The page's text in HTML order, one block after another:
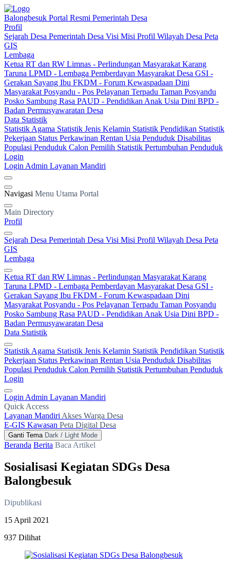
Balongbesuk Portal Resmi Pemerintah Desa
Profil
Sejarah Desa Pemerintah Desa Visi Misi Profil Wilayah Desa Peta
GIS
Lembaga
Ketua RT dan RW Limnas - Perlindungan Masyarakat Karang
Taruna LPMD - Lembaga Pemberdayan Masyarakat Desa GSI -
Gerakan Sayang Ibu FKDM - Forum Kewaspadaan Dini
Masyarakat Posyandu - Pos Pelayanan Terpadu Taman Posyandu
Posko Sambung Rasa PAUD - Pendidikan Anak Usia Dini BPD -
Badan Permusyawaratan Desa
Data Statistik
Statistik Agama Statistik Jenis Kelamin Statistik Pendidikan Statistik
Pekerjaan Status Perkawinan Rentan Usia Penduduk Disabilitas
Populasi Penduduk Calon Pemilih Statistik Pertumbuhan Penduduk
Login
Login Admin Layanan Mandiri
Navigasi Menu Utama Portal
Main Directory
Profil
Sejarah Desa Pemerintah Desa Visi Misi Profil Wilayah Desa Peta
GIS
Lembaga
Ketua RT dan RW Limnas - Perlindungan Masyarakat Karang
Taruna LPMD - Lembaga Pemberdayan Masyarakat Desa GSI -
Gerakan Sayang Ibu FKDM - Forum Kewaspadaan Dini
Masyarakat Posyandu - Pos Pelayanan Terpadu Taman Posyandu
Posko Sambung Rasa PAUD - Pendidikan Anak Usia Dini BPD -
Badan Permusyawaratan Desa
Data Statistik
Statistik Agama Statistik Jenis Kelamin Statistik Pendidikan Statistik
Pekerjaan Status Perkawinan Rentan Usia Penduduk Disabilitas
Populasi Penduduk Calon Pemilih Statistik Pertumbuhan Penduduk
Login
Login Admin Layanan Mandiri
Quick Access
Layanan Mandiri Akses Warga Desa
E-GIS Kawasan Peta Digital Desa
Ganti Tema Dark / Light Mode
Beranda Berita Baca Artikel
Sosialisasi Kegiatan SDGs Desa
Balongbesuk
Dipublikasi
15 April 2021
937 Dilihat